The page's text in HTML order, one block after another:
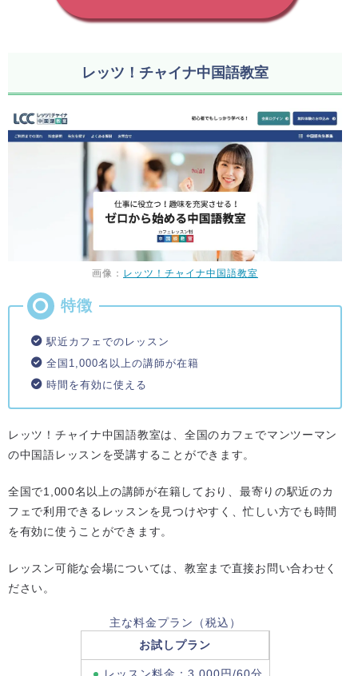
レッツ！チャイナ中国語教室
画像： レッツ！チャイナ中国語教室
駅近カフェでのレッスン
全国1,000名以上の講師が在籍
時間を有効に使える
レッツ！チャイナ中国語教室は、全国のカフェでマンツーマン
の中国語レッスンを受講することができます。
全国で1,000名以上の講師が在籍しており、最寄りの駅近のカ
フェで利用できるレッスンを見つけやすく、忙しい方でも時間
を有効に使うことができます。
レッスン可能な会場については、教室まで直接お問い合わせく
ださい。
主な料金プラン（税込）
お試しプラン
レッスン料金：3,000円/60分